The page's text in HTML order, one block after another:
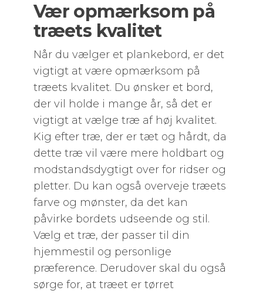
Vær opmærksom på
træets kvalitet
Når du vælger et plankebord, er det
vigtigt at være opmærksom på
træets kvalitet. Du ønsker et bord,
der vil holde i mange år, så det er
vigtigt at vælge træ af høj kvalitet.
Kig efter træ, der er tæt og hårdt, da
dette træ vil være mere holdbart og
modstandsdygtigt over for ridser og
pletter. Du kan også overveje træets
farve og mønster, da det kan
påvirke bordets udseende og stil.
Vælg et træ, der passer til din
hjemmestil og personlige
præference. Derudover skal du også
sørge for, at træet er tørret